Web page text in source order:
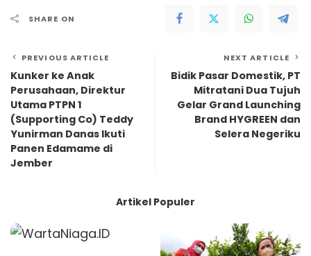
SHARE ON
PREVIOUS ARTICLE
Kunker ke Anak
Perusahaan, Direktur
Utama PTPN 1
(Supporting Co) Teddy
Yunirman Danas Ikuti
Panen Edamame di
Jember
NEXT ARTICLE
Bidik Pasar Domestik, PT
Mitratani Dua Tujuh
Gelar Grand Launching
Brand HYGREEN dan
Selera Negeriku
Artikel Populer